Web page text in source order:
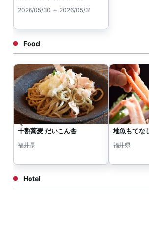
2026/05/30 ～ 2026/05/31
Food
十割蕎麦 だいこん舎
福井県
地魚もてな
福井県
Hotel